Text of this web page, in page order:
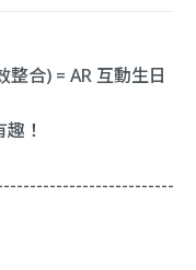
合) = AR 互動生日
！